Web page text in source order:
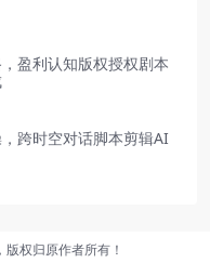
盈利认知版权授权剧本
跨时空对话脚本剪辑AI
权归原作者所有！